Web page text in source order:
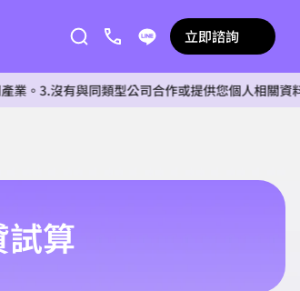
立即諮詢
同類型公司合作或提供您個人相關資料給任何
算